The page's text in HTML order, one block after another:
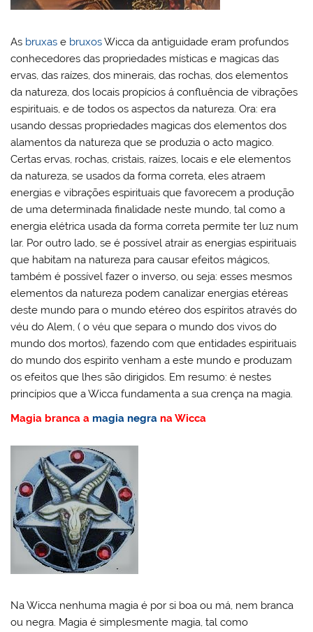
As bruxas e bruxosWicca da antiguidade eram profundos
conhecedores das propriedades místicas e magicas das
ervas, das raízes, dos minerais, das rochas, dos elementos
da natureza, dos locais propícios á confluência de vibrações
espirituais, e de todos os aspectos da natureza. Ora: era
usando dessas propriedades magicas dos elementos dos
alamentos da natureza que se produzia o acto magico.
Certas ervas, rochas, cristais, raízes, locais e ele elementos
da natureza, se usados da forma correta, eles atraem
energias e vibrações espirituais que favorecem a produção
de uma determinada finalidade neste mundo, tal como a
energia elétrica usada da forma correta permite ter luz num
lar. Por outro lado, se é possível atrair as energias espirituais
que habitam na natureza para causar efeitos mágicos,
também é possível fazer o inverso, ou seja: esses mesmos
elementos da natureza podem canalizar energias etéreas
deste mundo para o mundo etéreo dos espíritos através do
véu do Alem, ( o véu que separa o mundo dos vivos do
mundo dos mortos), fazendo com que entidades espirituais
do mundo dos espirito venham a este mundo e produzam
os efeitos que lhes são dirigidos. Em resumo: é nestes
princípios que a Wicca fundamenta a sua crença na magia.
Magia branca a magia negra na Wicca
Na Wicca nenhuma magia é por si boa ou má, nem branca
ou negra. Magia é simplesmente magia, tal como